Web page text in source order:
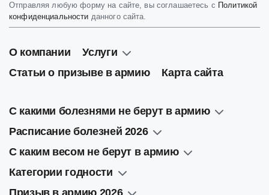
Отправляя любую форму на сайте, вы соглашаетесь с Политикой
конфиденциальности данного сайта.
О компании
Услуги
Статьи о призыве в армию
Карта сайта
С какими болезнями не берут в армию
Расписание болезней 2026
С каким весом не берут в армию
Категории годности